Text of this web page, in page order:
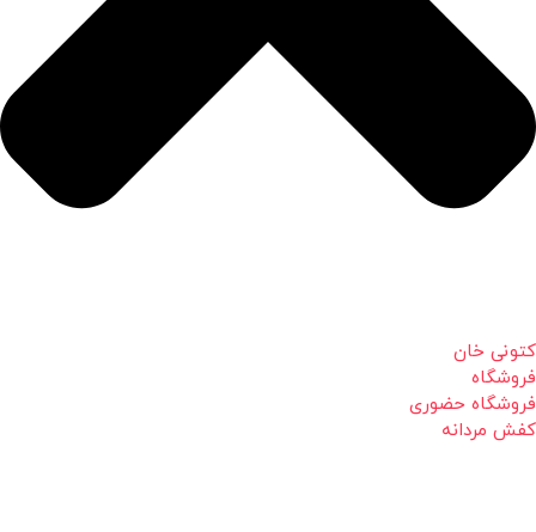
کتونی خان
فروشگاه
فروشگاه حضوری
کفش مردانه